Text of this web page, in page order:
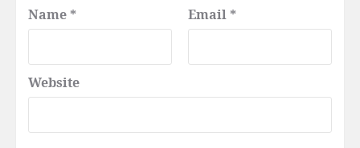
Name * Email *
Website